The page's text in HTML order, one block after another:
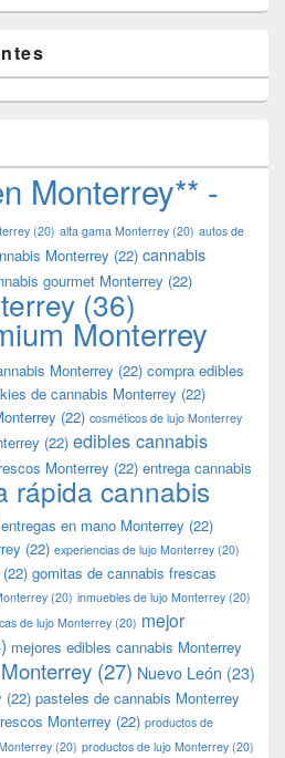
Monterrey** -
(20) alta gama Monterrey (20) autos de
Monterrey (22) cannabis
gourmet Monterrey (22)
(36)
Monterrey
Monterrey (22) compra edibles
de cannabis Monterrey (22)
(22) cosméticos de lujo Monterrey
(22) edibles cannabis
Monterrey (22) entrega cannabis
rápida cannabis
entregas en mano Monterrey (22)
(22) experiencias de lujo Monterrey (20)
(22) gomitas de cannabis frescas
(20) inmuebles de lujo Monterrey (20)
de lujo Monterrey(20) mejor
mejores edibles cannabis Monterrey
Monterrey (27) Nuevo León (23)
(22) pasteles de cannabis Monterrey
Monterrey (22) productos de
(20) productos de lujo Monterrey (20)